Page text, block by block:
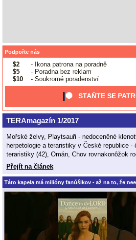
Podpořte nás
$2
- Ikona patrona na poradně
$5
- Poradna bez reklam
$10
- Soukromé poradenství
STAŇTE SE
TERAmagazín 1/2017
Mořské želvy, Playtsauři - nedoceněné
herpetologie a teraristiky v České republice -
teraristiky (42), Omán, Chov rovnakonôžok
Přejít na článek
Táto kapela má milióny fanúšikov - až na to, že